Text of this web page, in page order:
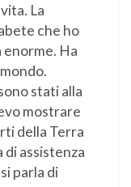
La
che ho
enorme. Ha
stati alla
mostrare
della Terra
assistenza
parla di